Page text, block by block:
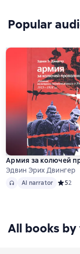
Popular
Армия за колючей
Эдвин Эрих Двингер
Audio AI narrator
AI narrator 52
All books